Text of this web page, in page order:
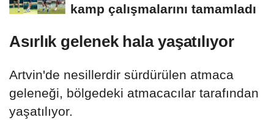
kamp çalışmalarını tamamladı
Asırlık gelenek hala yaşatılıyor
Artvin'de nesillerdir sürdürülen atmaca
geleneği, bölgedeki atmacacılar tarafından
yaşatılıyor.